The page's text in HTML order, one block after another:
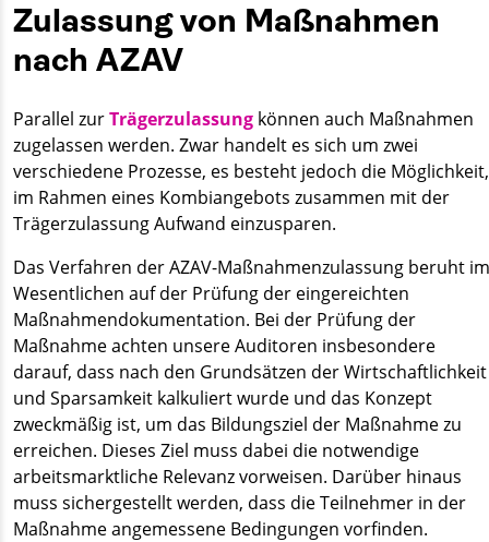
Zulassung von Maßnahmen
nach AZAV
Parallel zurTrägerzulassung können auch Maßnahmen
zugelassen werden. Zwar handelt es sich um zwei
verschiedene Prozesse, es besteht jedoch die Möglichkeit,
im Rahmen eines Kombiangebots zusammen mit der
Trägerzulassung Aufwand einzusparen.
Das Verfahren der AZAV-Maßnahmenzulassung beruht im
Wesentlichen auf der Prüfung der eingereichten
Maßnahmendokumentation. Bei der Prüfung der
Maßnahme achten unsere Auditoren insbesondere
darauf, dass nach den Grundsätzen der Wirtschaftlichkeit
und Sparsamkeit kalkuliert wurde und das Konzept
zweckmäßig ist, um das Bildungsziel der Maßnahme zu
erreichen. Dieses Ziel muss dabei die notwendige
arbeitsmarktliche Relevanz vorweisen. Darüber hinaus
muss sichergestellt werden, dass die Teilnehmer in der
Maßnahme angemessene Bedingungen vorfinden.